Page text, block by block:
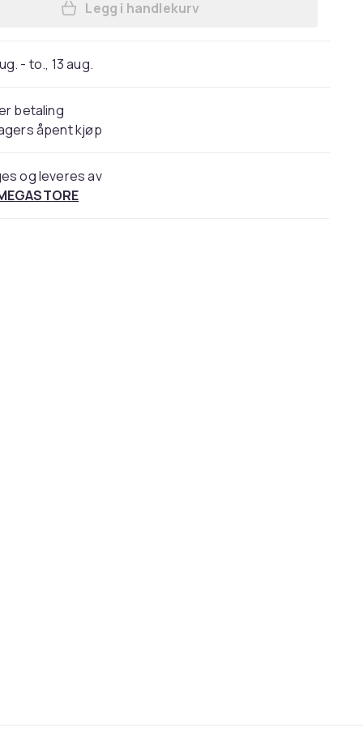
Legg Educa Puzzle Disney
Legg i handlekurv
- to., 13 aug.
betaling
åpent kjøp
og leveres av